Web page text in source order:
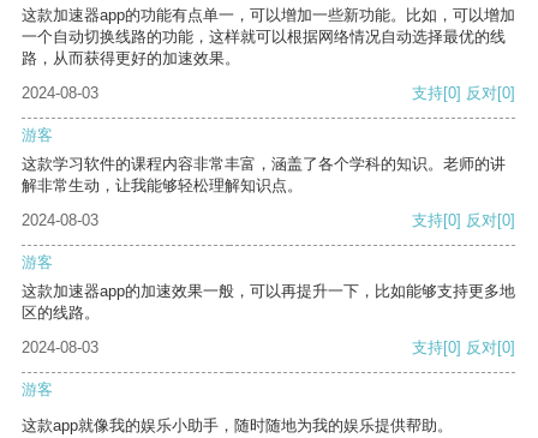
这款加速器app的功能有点单一，可以增加一些新功能。比如，可以增加
一个自动切换线路的功能，这样就可以根据网络情况自动选择最优的线
路，从而获得更好的加速效果。
2024-08-03
支持[0] 反对[0]
游客
这款学习软件的课程内容非常丰富，涵盖了各个学科的知识。老师的讲
解非常生动，让我能够轻松理解知识点。
2024-08-03
支持[0] 反对[0]
游客
这款加速器app的加速效果一般，可以再提升一下，比如能够支持更多地
区的线路。
2024-08-03
支持[0] 反对[0]
游客
这款app就像我的娱乐小助手，随时随地为我的娱乐提供帮助。